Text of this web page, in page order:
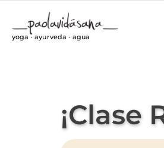
yoga · ayurveda · agua
¡Clase